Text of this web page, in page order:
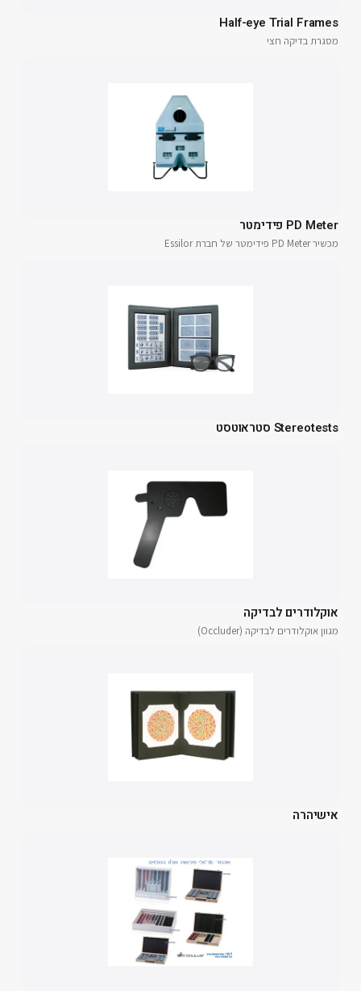
Half-eye Trial Frames
מסגרת בדיקה חצי
PD Meter פידימטר
מכשיר PD Meter פידימטר של חברת Essilor
Stereotests סטראוטסט
אוקלודרים לבדיקה
מגוון אוקלודרים לבדיקה (Occluder)
אישיהרה